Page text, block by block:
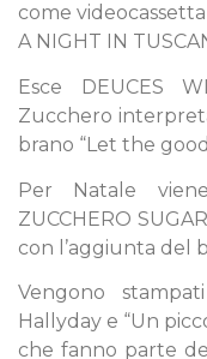
come
A NIGHT IN
Esce DEUCES
Zucchero
brano “Let the
Per Natale
ZUCCHERO
con l’aggiunta del
Vengono
Hallyday e “Un
che fanno parte